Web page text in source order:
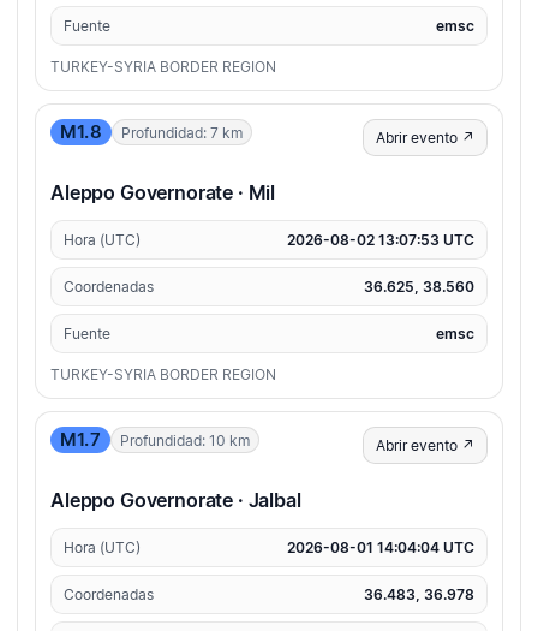
Fuente emsc
TURKEY-SYRIA BORDER REGION
M1.8 Profundidad: 7 km Abrir evento ↗
Aleppo Governorate · Mil
Hora (UTC) 2026-08-02 13:07:53 UTC
Coordenadas 36.625, 38.560
Fuente emsc
TURKEY-SYRIA BORDER REGION
M1.7 Profundidad: 10 km Abrir evento ↗
Aleppo Governorate · Jalbal
Hora (UTC) 2026-08-01 14:04:04 UTC
Coordenadas 36.483, 36.978